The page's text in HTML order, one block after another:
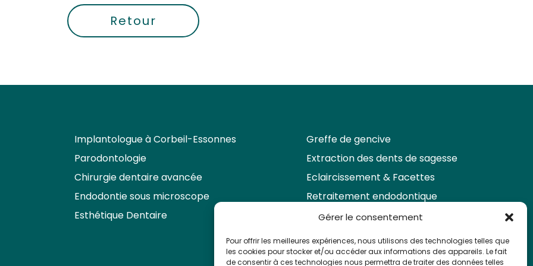
Gérer le consentement
Pour offrir les meilleures expériences, nous utilisons des technologies telles que
les cookies pour stocker et/ou accéder aux informations des appareils. Le fait
de consentir à ces technologies nous permettra de traiter des données telles
Greffe Conjonctif de renfort
Implant Summers Pilier
Endodontie prémolaire 3 canaux Lésion endo-parodontale
Sinus Lift
Onlay
Retour
Implantologue à Corbeil-Essonnes
Parodontologie
Chirurgie dentaire avancée
Endodontie sous microscope
Esthétique Dentaire
Greffe de gencive
Extraction des dents de sagesse
Eclaircissement & Facettes
Retraitement endodontique
Prendre rendez-vous